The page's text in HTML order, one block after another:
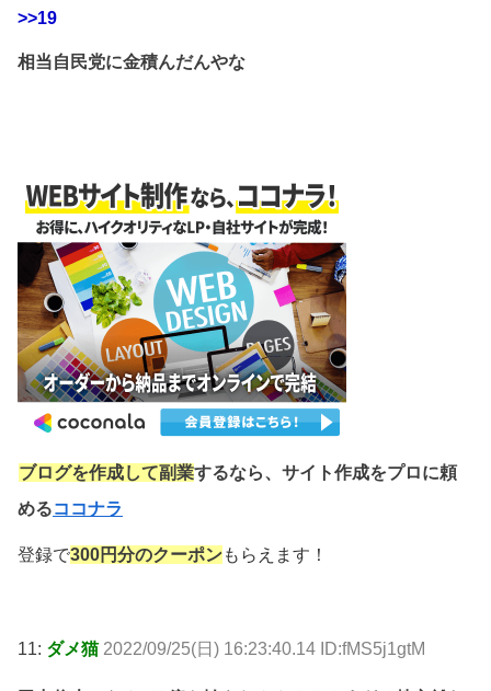
>>19
相当自民党に金積んだんやな
ブログを作成して副業するなら、サイト作成をプロに頼
めるココナラ
登録で300円分のクーポンもらえます！
11: ダメ猫 2022/09/25(日) 16:23:40.14 ID:fMS5j1gtM